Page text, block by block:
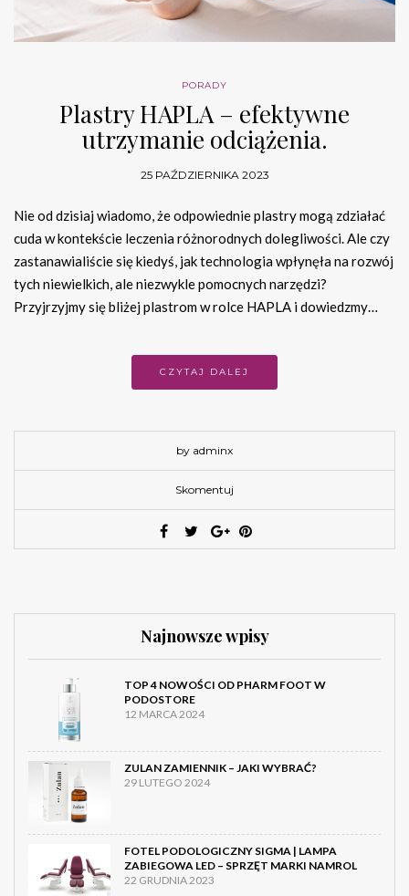
PORADY
Plastry HAPLA – efektywne
utrzymanie odciążenia.
25 PAŹDZIERNIKA 2023
Nie od dzisiaj wiadomo, że odpowiednie plastry mogą zdziałać
cuda w kontekście leczenia różnorodnych dolegliwości. Ale czy
zastanawialiście się kiedyś, jak technologia wpłynęła na rozwój
tych niewielkich, ale niezwykle pomocnych narzędzi?
Przyjrzyjmy się bliżej plastrom w rolce HAPLA i dowiedzmy…
CZYTAJ DALEJ
by adminx
Skomentuj
Najnowsze wpisy
TOP 4 NOWOŚCI OD PHARM FOOT W
PODOSTORE
12 MARCA 2024
ZULAN ZAMIENNIK – JAKI WYBRAĆ?
29 LUTEGO 2024
FOTEL PODOLOGICZNY SIGMA | LAMPA
ZABIEGOWA LED – SPRZĘT MARKI NAMROL
22 GRUDNIA 2023